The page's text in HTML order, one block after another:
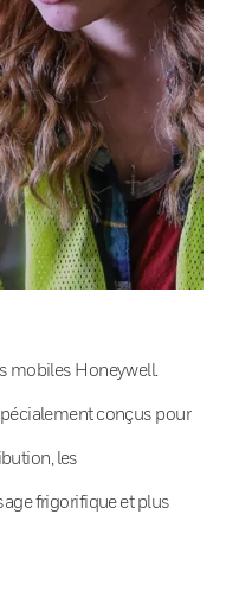
mobiles Honeywell.
conçus pour
les
frigorifique et plus